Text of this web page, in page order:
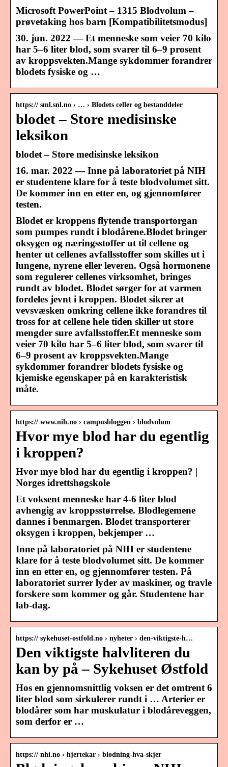
Microsoft PowerPoint – 1315 Blodvolum –
prøvetaking hos barn [Kompatibilitetsmodus]
30. jun. 2022 — Et menneske som veier 70 kilo
har 5–6 liter blod, som svarer til 6–9 prosent
av kroppsvekten.Mange sykdommer forandrer
blodets fysiske og …
https:// sml.snl.no › … › Blodets celler og bestanddeler
blodet – Store medisinske
leksikon
blodet – Store medisinske leksikon
16. mar. 2022 — Inne på laboratoriet på NIH
er studentene klare for å teste blodvolumet sitt.
De kommer inn en etter en, og gjennomfører
testen.
Blodet er kroppens flytende transportorgan
som pumpes rundt i blodårene.Blodet bringer
oksygen og næringsstoffer ut til cellene og
henter ut cellenes avfallsstoffer som skilles ut i
lungene, nyrene eller leveren. Også hormonene
som regulerer cellenes virksomhet, bringes
rundt av blodet. Blodet sørger for at varmen
fordeles jevnt i kroppen. Blodet sikrer at
vevsvæsken omkring cellene ikke forandres til
tross for at cellene hele tiden skiller ut store
mengder sure avfallsstoffer.Et menneske som
veier 70 kilo har 5–6 liter blod, som svarer til
6–9 prosent av kroppsvekten.Mange
sykdommer forandrer blodets fysiske og
kjemiske egenskaper på en karakteristisk
måte.
https:// www.nih.no › campusbloggen › blodvolum
Hvor mye blod har du egentlig
i kroppen?
Hvor mye blod har du egentlig i kroppen? |
Norges idrettshøgskole
Et voksent menneske har 4-6 liter blod
avhengig av kroppsstørrelse. Blodlegemene
dannes i benmargen. Blodet transporterer
oksygen i kroppen, bekjemper …
Inne på laboratoriet på NIH er studentene
klare for å teste blodvolumet sitt. De kommer
inn en etter en, og gjennomfører testen. På
laboratoriet surrer lyder av maskiner, og travle
forskere som kommer og går. Studentene har
lab-dag.
https:// sykehuset-ostfold.no › nyheter › den-viktigste-h…
Den viktigste halvliteren du
kan by på – Sykehuset Østfold
Hos en gjennomsnittlig voksen er det omtrent 6
liter blod som sirkulerer rundt i … Arterier er
blodårer som har muskulatur i blodåreveggen,
som derfor er …
https:// nhi.no › hjertekar › blodning-hva-skjer